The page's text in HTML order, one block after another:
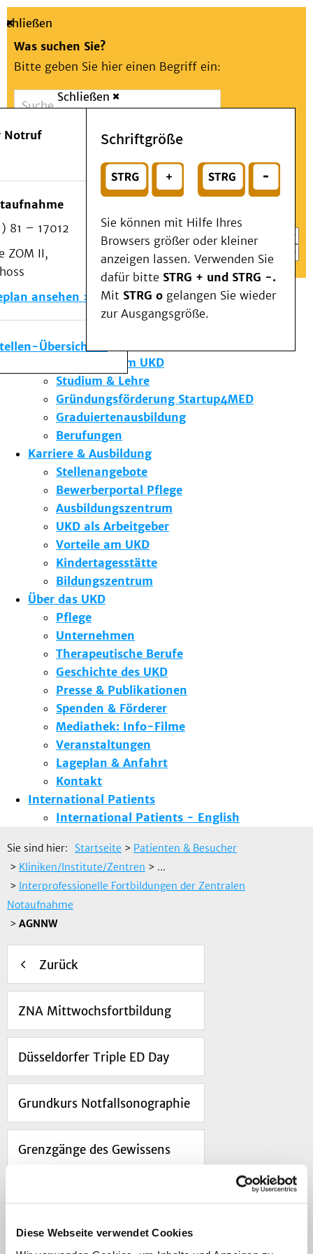
Diese Webseite verwendet Cookies
Suche
Schließen
Was suchen Sie?
Bitte geben Sie hier einen Begriff ein:
Suchen
oder
Wählen Sie ein Thema für Ihren Schnelleinstieg
Notfall
Schließen
Notruf
81 – 17012
ZOM II,
ansehen
Übersicht
Schriftgröße
Sie können mit Hilfe Ihres
Browsers größer oder kleiner
anzeigen lassen. Verwenden Sie
dafür bitte STRG + und STRG -.
Mit STRG o gelangen Sie wieder
zur Ausgangsgröße.
Menü
Patienten & Besucher
Kliniken/Institute/Zentren
Als Patient am UKD
Beratung und Unterstützung
Veranstaltungen
Kommunikation im Medizinwesen (KIM)
Notfall
Forschung & Lehre
Die Institute des UKD
Forschung am UKD
Studium & Lehre
Gründungsförderung Startup4MED
Graduiertenausbildung
Berufungen
Karriere & Ausbildung
Stellenangebote
Bewerberportal Pflege
Ausbildungszentrum
UKD als Arbeitgeber
Vorteile am UKD
Kindertagesstätte
Bildungszentrum
Über das UKD
Pflege
Unternehmen
Therapeutische Berufe
Geschichte des UKD
Presse & Publikationen
Spenden & Förderer
Mediathek: Info-Filme
Veranstaltungen
Lageplan & Anfahrt
Kontakt
International Patients
International Patients - English
Sie sind hier: Startseite > Patienten & Besucher
> Kliniken/Institute/Zentren > ...
> Interprofessionelle Fortbildungen der Zentralen
Notaufnahme
> AGNNW
Zurück
ZNA Mittwochsfortbildung
Düsseldorfer Triple ED Day
Grundkurs Notfallsonographie
Grenzgänge des Gewissens